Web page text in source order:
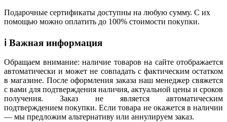
Подарочные сертификаты доступны на любую сумму. С их
помощью можно оплатить до 100% стоимости покупки.
ℹ️ Важная информация
Обращаем внимание: наличие товаров на сайте отображается
автоматически и может не совпадать с фактическим остатком
в магазине. После оформления заказа наш менеджер свяжется
с вами для подтверждения наличия, актуальной цены и сроков
получения. Заказ не является автоматическим
подтверждением покупки. Если товара не окажется в наличии
— мы предложим альтернативу или аннулируем заказ.